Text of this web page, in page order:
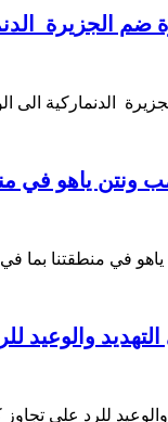
ضم الجزيرة
الدنماركية
ونتن ياهو في
في منطقتنا بما
والوعيد للرد على